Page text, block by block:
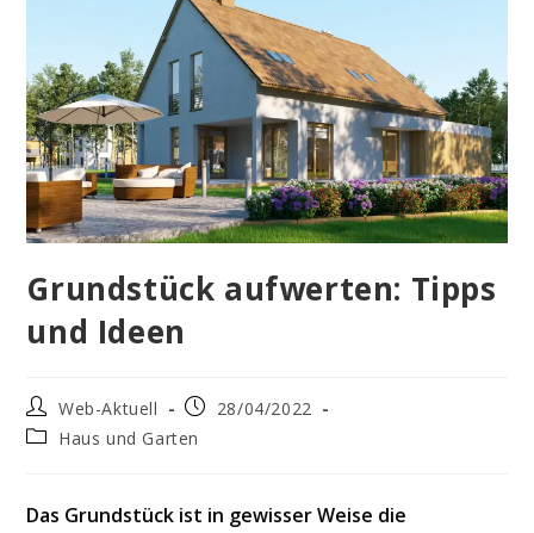
Grundstück aufwerten: Tipps
und Ideen
Beitrags-
Autor:
Web-Aktuell
Beitrag28/04/2022
Beitrags-
Haus und Garten
Das Grundstück ist in gewisser Weise die